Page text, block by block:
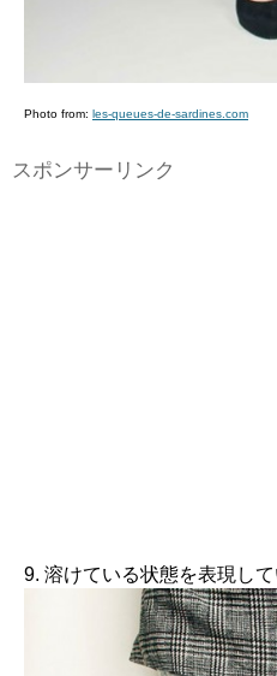
Photo from: les-queues-de-sardines.com
スポンサーリンク
9. 溶けている状態を表現し